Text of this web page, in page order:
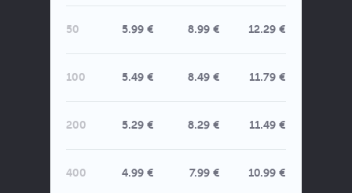
50 5.99 € 8.99 € 12.29 €
100 5.49 € 8.49 € 11.79 €
200 5.29 € 8.29 € 11.49 €
400 4.99 € 7.99 € 10.99 €